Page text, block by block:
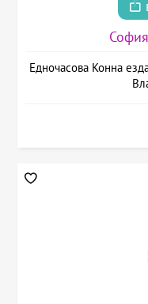
София
Едночасова Конна